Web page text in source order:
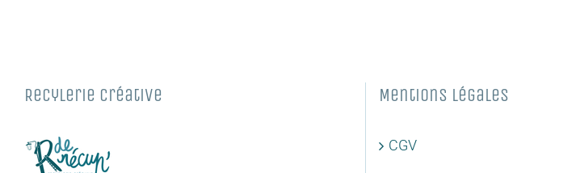
Recylerie Créative Mentions légales
CGV